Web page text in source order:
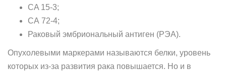
CA 15-3;
СА 72-4;
Раковый эмбриональный антиген (РЭА).
Опухолевыми маркерами называются белки, уровень
которых из-за развития рака повышается. Но и в